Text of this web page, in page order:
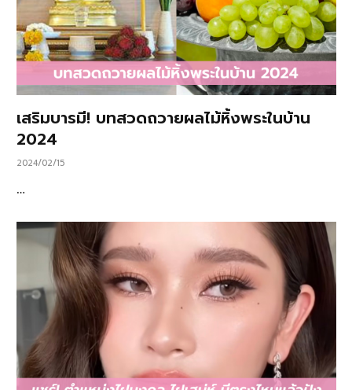
เสริมบารมี! บทสวดถวายผลไม้หิ้งพระในบ้าน
2024
2024/02/15
…